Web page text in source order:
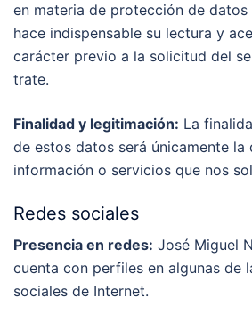
en materia de protección de datos
hace indispensable su lectura y
carácter previo a la solicitud del
trate.
Finalidad y legitimación: La
de estos datos será únicamente la
información o servicios que nos
Redes sociales
Presencia en redes: José Miguel
cuenta con perfiles en algunas de
sociales de Internet.